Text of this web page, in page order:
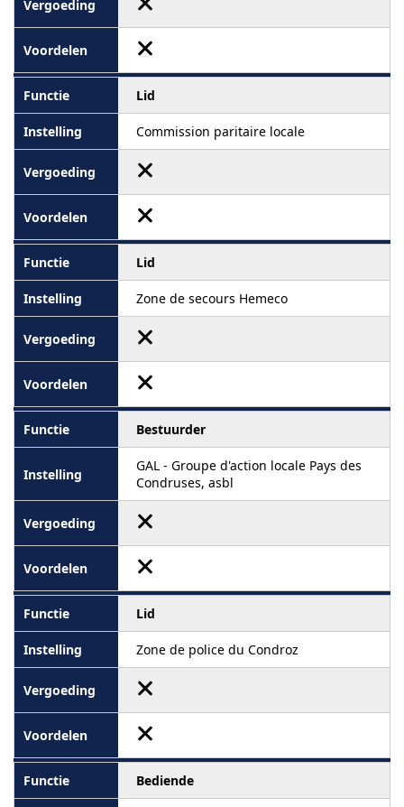
Lid
Commission paritaire locale
Lid
Zone de secours Hemeco
Bestuurder
GAL - Groupe d'action locale Pays des
Condruses, asbl
Lid
Zone de police du Condroz
Bediende